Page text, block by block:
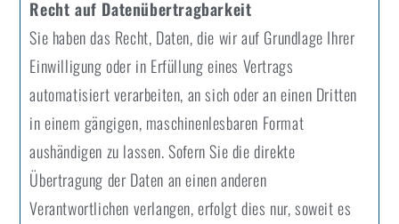
Recht auf Datenübertragbarkeit
Sie haben das Recht, Daten, die wir auf Grundlage Ihrer
Einwilligung oder in Erfüllung eines Vertrags
automatisiert verarbeiten, an sich oder an einen Dritten
in einem gängigen, maschinenlesbaren Format
aushändigen zu lassen. Sofern Sie die direkte
Übertragung der Daten an einen anderen
Verantwortlichen verlangen, erfolgt dies nur, soweit es